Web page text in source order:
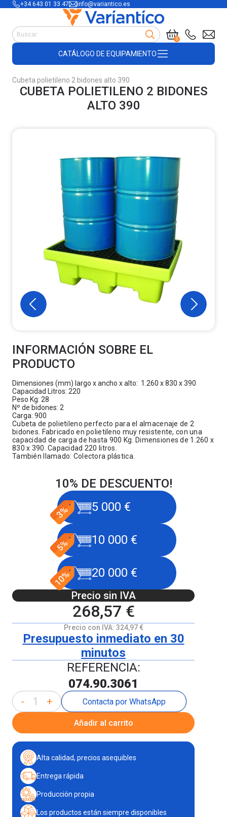
+34 643 01 33 47 info@variantico.es
0
CATÁLOGO DE EQUIPAMIENTO
Accesorios para carretillas
Útiles de almacén
Productos de plástico y madera
Encofrado
Cubeta polietileno 2 bidones alto 390
CUBETA POLIETILENO 2 BIDONES
ALTO 390
INFORMACIÓN SOBRE EL
PRODUCTO
Dimensiones (mm) largo x ancho x alto: 1.260 x 830 x 390
Capacidad Litros: 220
Peso Kg: 28
Nº de bidones: 2
Carga: 900
Cubeta de polietileno perfecto para el almacenaje de 2
bidones. Fabricado en polietileno muy resistente, con una
capacidad de carga de hasta 900 Kg. Dimensiones de 1.260 x
830 x 390. Capacidad 220 litros.
También llamado: Colectora plástica.
10% DE DESCUENTO!
5 000 €
10 000 €
20 000 €
Precio sin IVA
268,57 €
Precio con IVA: 324,97 €
Presupuesto inmediato en 30
minutos
REFERENCIA:
074.90.3061
- + Contacta por WhatsApp
Añadir al carrito
Alta calidad, precios asequibles
Entrega rápida
Producción propia
Los productos están siempre disponibles